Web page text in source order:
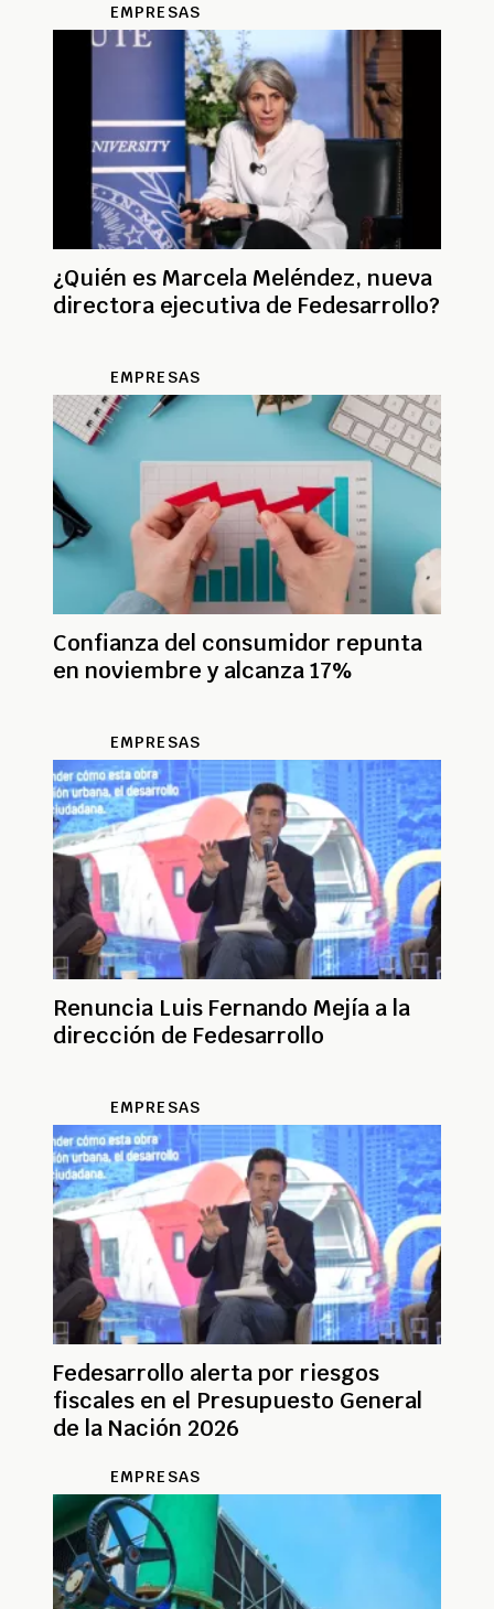
EMPRESAS
¿Quién es Marcela Meléndez, nueva
directora ejecutiva de Fedesarrollo?
EMPRESAS
Confianza del consumidor repunta
en noviembre y alcanza 17%
EMPRESAS
Renuncia Luis Fernando Mejía a la
dirección de Fedesarrollo
EMPRESAS
Fedesarrollo alerta por riesgos
fiscales en el Presupuesto General
de la Nación 2026
EMPRESAS